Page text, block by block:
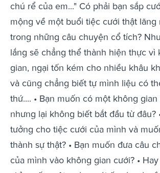
chú rể của em..." Có phải bạn sắp
mộng về một buổi tiệc cưới thật lãng
trong những câu chuyện cổ tích?
lắng sẽ chẳng thể thành hiện thực vì
gian, ngại tốn kém cho nhiều khâu
và cũng chẳng biết tự mình liệu có
thứ.... • Bạn muốn có một không
nhưng lại không biết bắt đầu từ đâu?
tưởng cho tiệc cưới của mình và
thành sự thật? • Bạn muốn đưa câu
của mình vào không gian cưới? •